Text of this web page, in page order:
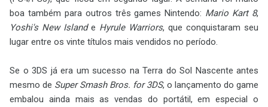
boa também para outros três games Nintendo: Mario Kart 8,
Yoshi's New Islande Hyrule Warriors, que conquistaram seu
lugar entre os vinte títulos mais vendidos no período.
Se o 3DS já era um sucesso na Terra do Sol Nascente antes
mesmo de Super Smash Bros. for 3DS, o lançamento do game
embalou ainda mais as vendas do portátil, em especial o